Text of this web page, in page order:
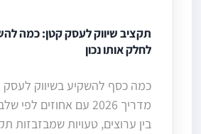
תקציב שיווק לעסק קטן: כמה
לחלק אותו נכון
כמה כסף להשקיע בשיווק לעסק
מדריך 2026 עם אחוזים
בין ערוצים, טעויות שמבזבזות